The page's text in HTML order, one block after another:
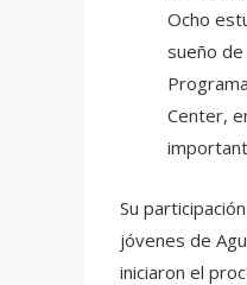
Ocho
sueño
Center,
Su
jóvenes de
iniciaron el